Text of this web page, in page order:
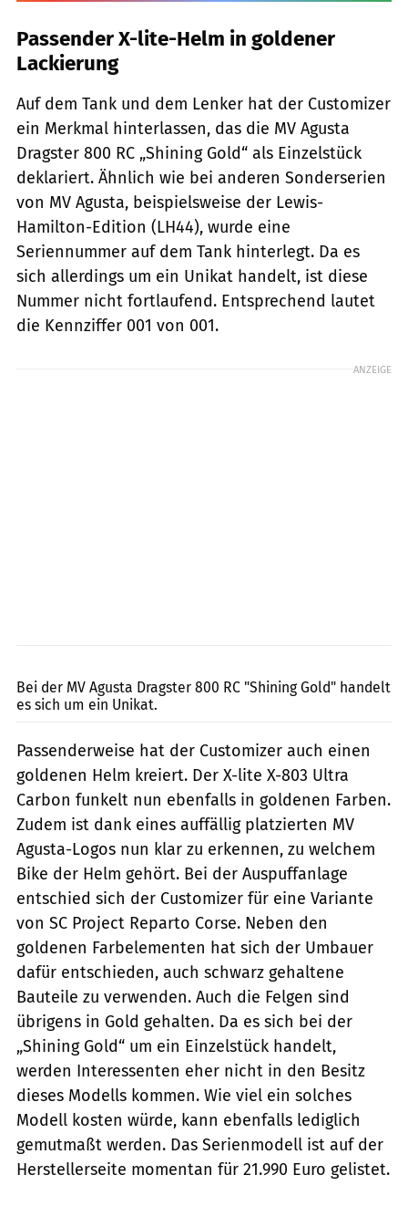
Passender X-lite-Helm in goldener
Lackierung
Auf dem Tank und dem Lenker hat der Customizer
ein Merkmal hinterlassen, das die MV Agusta
Dragster 800 RC „Shining Gold“ als Einzelstück
deklariert. Ähnlich wie bei anderen Sonderserien
von MV Agusta, beispielsweise der Lewis-
Hamilton-Edition (LH44), wurde eine
Seriennummer auf dem Tank hinterlegt. Da es
sich allerdings um ein Unikat handelt, ist diese
Nummer nicht fortlaufend. Entsprechend lautet
die Kennziffer 001 von 001.
ANZEIGE
Bei der MV Agusta Dragster 800 RC "Shining Gold" handelt
es sich um ein Unikat.
Passenderweise hat der Customizer auch einen
goldenen Helm kreiert. Der X-lite X-803 Ultra
Carbon funkelt nun ebenfalls in goldenen Farben.
Zudem ist dank eines auffällig platzierten MV
Agusta-Logos nun klar zu erkennen, zu welchem
Bike der Helm gehört. Bei der Auspuffanlage
entschied sich der Customizer für eine Variante
von SC Project Reparto Corse. Neben den
goldenen Farbelementen hat sich der Umbauer
dafür entschieden, auch schwarz gehaltene
Bauteile zu verwenden. Auch die Felgen sind
übrigens in Gold gehalten. Da es sich bei der
„Shining Gold“ um ein Einzelstück handelt,
werden Interessenten eher nicht in den Besitz
dieses Modells kommen. Wie viel ein solches
Modell kosten würde, kann ebenfalls lediglich
gemutmaßt werden. Das Serienmodell ist auf der
Herstellerseite momentan für 21.990 Euro gelistet.